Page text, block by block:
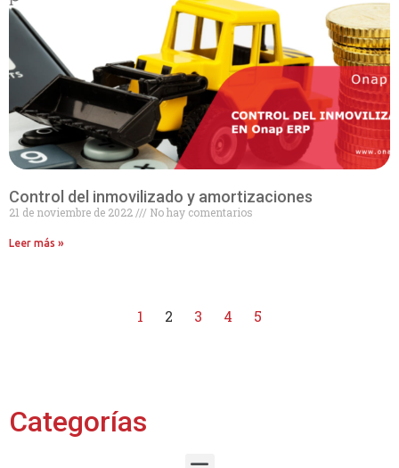
Control del inmovilizado y amortizaciones
21 de noviembre de 2022 No hay comentarios
Leer más »
1 2 3 4 5
Categorías